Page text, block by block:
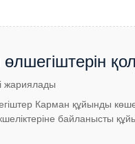
жариялады
Карман құйынды
байланысты